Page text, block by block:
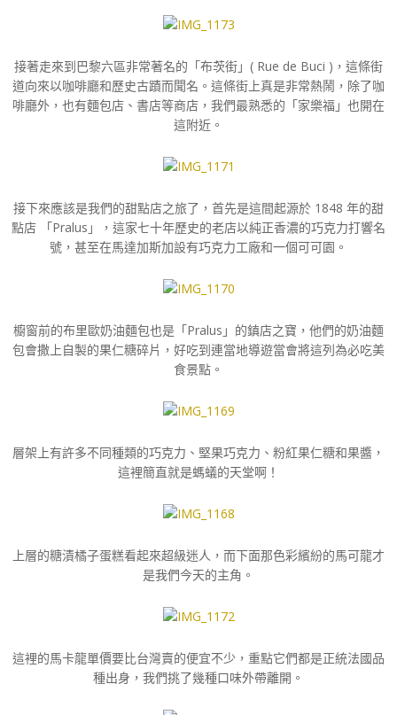
接著走來到巴黎六區非常著名的「布茨街」( Rue de Buci )，這條街
道向來以咖啡廳和歷史古蹟而聞名。這條街上真是非常熱鬧，除了咖
啡廳外，也有麵包店、書店等商店，我們最熟悉的「家樂福」也開在
這附近。
接下來應該是我們的甜點店之旅了，首先是這間起源於 1848 年的甜
點店 「Pralus」，這家七十年歷史的老店以純正香濃的巧克力打響名
號，甚至在馬達加斯加設有巧克力工廠和一個可可園。
櫥窗前的布里歐奶油麵包也是「Pralus」的鎮店之寶，他們的奶油麵
包會撒上自製的果仁糖碎片，好吃到連當地導遊當會將這列為必吃美
食景點。
層架上有許多不同種類的巧克力、堅果巧克力、粉紅果仁糖和果醬，
這裡簡直就是螞蟻的天堂啊！
上層的糖漬橘子蛋糕看起來超級迷人，而下面那色彩繽紛的馬可龍才
是我們今天的主角。
這裡的馬卡龍單價要比台灣賣的便宜不少，重點它們都是正統法國品
種出身，我們挑了幾種口味外帶離開。